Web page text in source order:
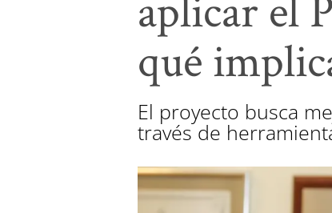
qué
El proyecto busca
través de